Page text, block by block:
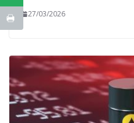
27/03/2026